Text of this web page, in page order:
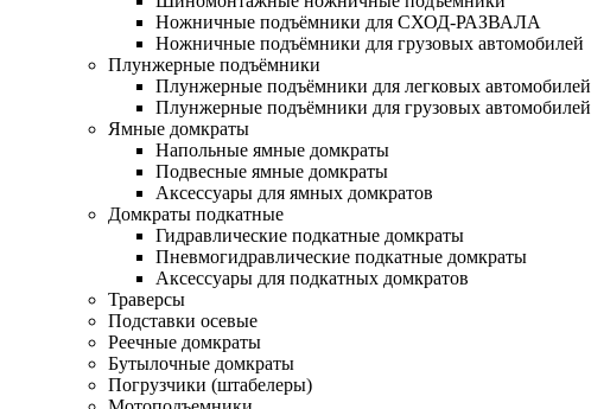
Ножничные подъёмники для СХОД-РАЗВАЛА
Ножничные подъёмники для грузовых автомобилей
Плунжерные подъёмники
Плунжерные подъёмники для легковых автомобилей
Плунжерные подъёмники для грузовых автомобилей
Ямные домкраты
Напольные ямные домкраты
Подвесные ямные домкраты
Аксессуары для ямных домкратов
Домкраты подкатные
Гидравлические подкатные домкраты
Пневмогидравлические подкатные домкраты
Аксессуары для подкатных домкратов
Траверсы
Подставки осевые
Реечные домкраты
Бутылочные домкраты
Погрузчики (штабелеры)